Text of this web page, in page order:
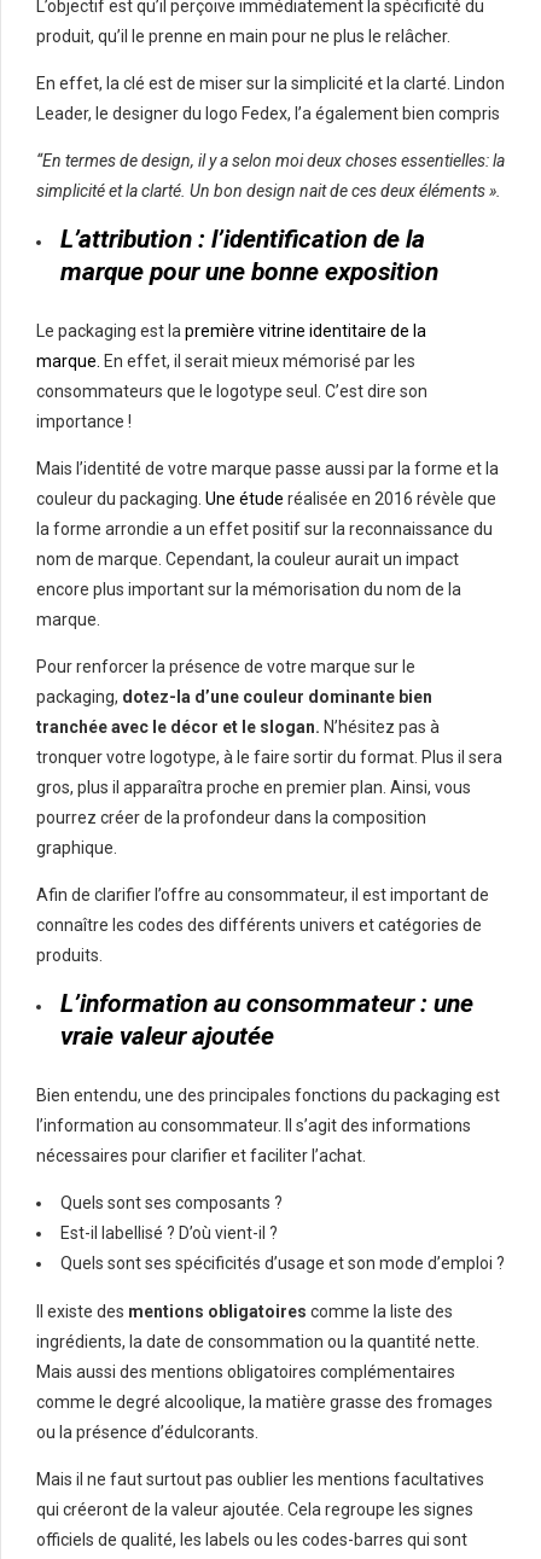
L’objectif est qu’il perçoive immédiatement la spécificité du
produit, qu’il le prenne en main pour ne plus le relâcher.
En effet, la clé est de miser sur la simplicité et la clarté. Lindon
Leader, le designer du logo Fedex, l’a également bien compris
“En termes de design, il y a selon moi deux choses essentielles: la
simplicité et la clarté. Un bon design nait de ces deux éléments ».
L’attribution : l’identification de la
marque pour une bonne exposition
Le packaging est la première vitrine identitaire de la
marque. En effet, il serait mieux mémorisé par les
consommateurs que le logotype seul. C’est dire son
importance !
Mais l’identité de votre marque passe aussi par la forme et la
couleur du packaging. Une étude réalisée en 2016 révèle que
la forme arrondie a un effet positif sur la reconnaissance du
nom de marque. Cependant, la couleur aurait un impact
encore plus important sur la mémorisation du nom de la
marque.
Pour renforcer la présence de votre marque sur le
packaging, dotez-la d’une couleur dominante bien
tranchée avec le décor et le slogan. N’hésitez pas à
tronquer votre logotype, à le faire sortir du format. Plus il sera
gros, plus il apparaîtra proche en premier plan. Ainsi, vous
pourrez créer de la profondeur dans la composition
graphique.
Afin de clarifier l’offre au consommateur, il est important de
connaître les codes des différents univers et catégories de
produits.
L’information au consommateur : une
vraie valeur ajoutée
Bien entendu, une des principales fonctions du packaging est
l’information au consommateur. Il s’agit des informations
nécessaires pour clarifier et faciliter l’achat.
Quels sont ses composants ?
Est-il labellisé ? D’où vient-il ?
Quels sont ses spécificités d’usage et son mode d’emploi ?
Il existe des mentions obligatoires comme la liste des
ingrédients, la date de consommation ou la quantité nette.
Mais aussi des mentions obligatoires complémentaires
comme le degré alcoolique, la matière grasse des fromages
ou la présence d’édulcorants.
Mais il ne faut surtout pas oublier les mentions facultatives
qui créeront de la valeur ajoutée. Cela regroupe les signes
officiels de qualité, les labels ou les codes-barres qui sont